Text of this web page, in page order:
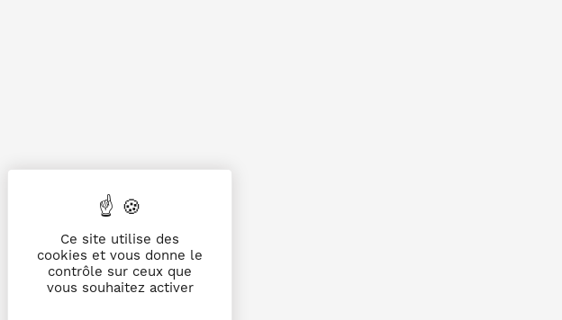
Ce site utilise des
cookies et vous donne le
contrôle sur ceux que
vous souhaitez activer